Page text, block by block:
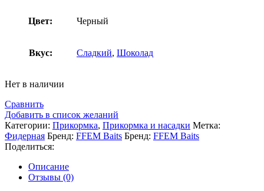
Цвет: Черный
Вкус: Сладкий, Шоколад
Нет в наличии
Сравнить
Добавить в список желаний
Категории: Прикормка, Прикормка и насадки Метка:
Фидерная Бренд: FFEM Baits Бренд: FFEM Baits
Поделиться:
Описание
Отзывы (0)